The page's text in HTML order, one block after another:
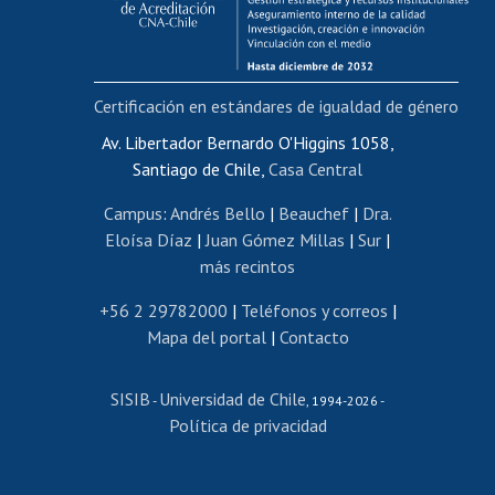
Funcionarias/os
Cursos internos de capacitación
Bienestar del personal
Portal de movilidad interna
Certificado de renta
Certificado de renta honorarios
Editar páginas blancas
Extranjeras/os
Revalidación y reconocimiento de títulos
Postulación al Programa de Movilidad Estudiantil
Cursos de español
Av. Libertador Bernardo O'Higgins 1058,
Santiago de Chile, Casa Central
Campus: Andrés Bello | Beauchef| Dra.
Eloísa Díaz | Juan Gómez Millas | Sur |
más recintos
+56 2 29782000 | Teléfonos y correos |
Mapa del portal| Contacto
SISIB - Universidad de Chile , 1994-2026 -
Política de privacidad
Certificación en estándares de igualdad de género